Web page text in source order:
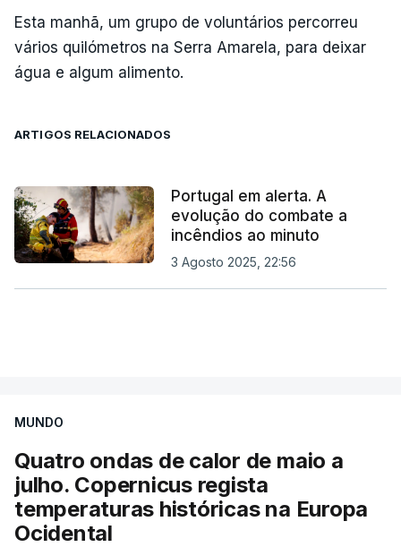
Esta manhã, um grupo de voluntários percorreu
vários quilómetros na Serra Amarela, para deixar
água e algum alimento.
ARTIGOS RELACIONADOS
Portugal em alerta. A
evolução do combate a
incêndios ao minuto
3 Agosto 2025, 22:56
MUNDO
Quatro ondas de calor de maio a
julho. Copernicus regista
temperaturas históricas na Europa
Ocidental